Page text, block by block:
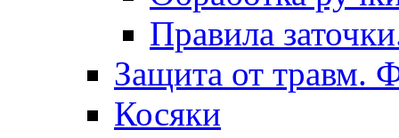
Правила
Защита от травм.
Косяки